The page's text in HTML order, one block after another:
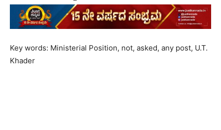
Key words: Ministerial Position, not, asked, any post, U.T.
Khader